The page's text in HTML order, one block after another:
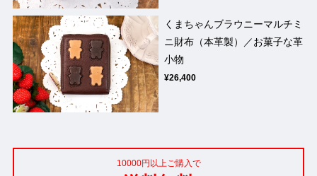
くまちゃんブラウニーマルチミ
ニ財布（本革製）／お菓子な革
小物
¥26,400
10000円以上ご購入で